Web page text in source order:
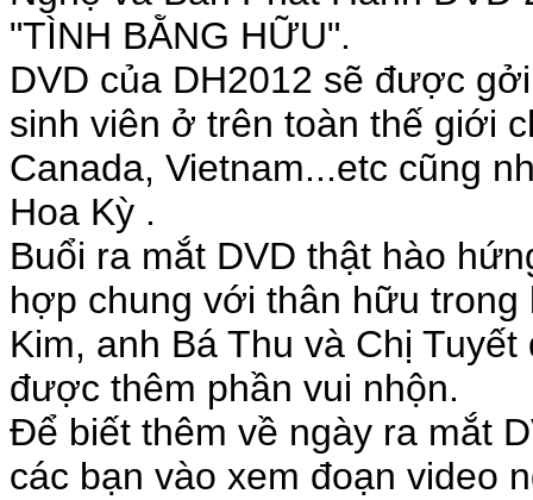
"TÌNH BẰNG HỮU".
DVD của DH2012 sẽ được
sinh viên ở trên toàn thế giới
Canada, Vietnam...etc cũng
Hoa Kỳ .
Buổi ra mắt DVD thật hào
hợp chung với thân hữu trong
Kim, anh Bá Thu và Chị
được thêm phần vui nhộn.
Để biết thêm về ngày ra mắt
các bạn vào xem đoạn video